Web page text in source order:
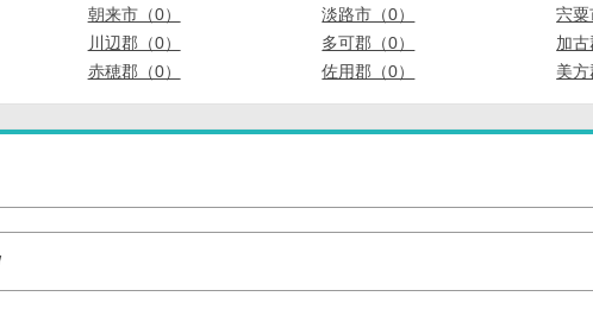
朝来市（0） 淡路市（0）
宍粟
川辺郡（0） 多可郡（0）
加古
赤穂郡（0） 佐用郡（0） 美方